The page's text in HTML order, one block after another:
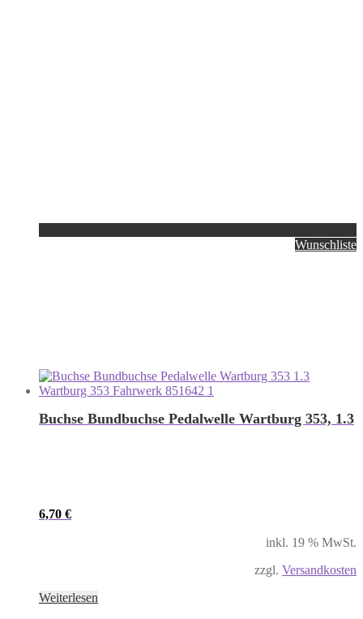
Wunschliste
Buchse Bundbuchse Pedalwelle Wartburg 353, 1.3
6,70 €
inkl. 19 % MwSt.
zzgl. Versandkosten
Weiterlesen